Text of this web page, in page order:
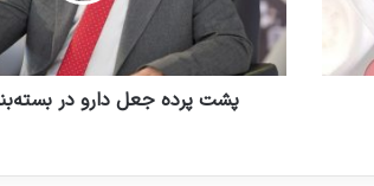
شود
ه
ج
ع
ر
پشت پرده جعل دارو در